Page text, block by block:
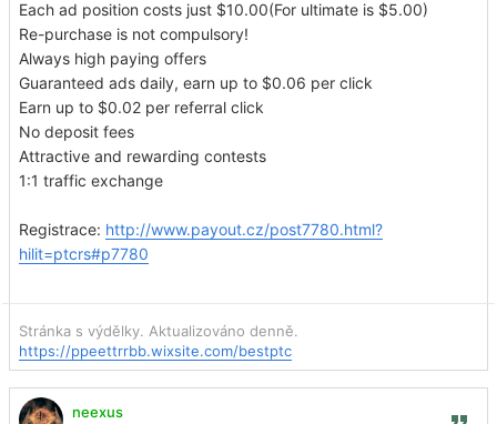
Each ad position costs just $10.00(For ultimate is $5.00)
Re-purchase is not compulsory!
Always high paying offers
Guaranteed ads daily, earn up to $0.06 per click
Earn up to $0.02 per referral click
No deposit fees
Attractive and rewarding contests
1:1 traffic exchange
Registrace: http://www.payout.cz/post7780.html?
hilit=ptcrs#p7780
Stránka s výdělky. Aktualizováno denně.
https://ppeettrrbb.wixsite.com/bestptc
neexus